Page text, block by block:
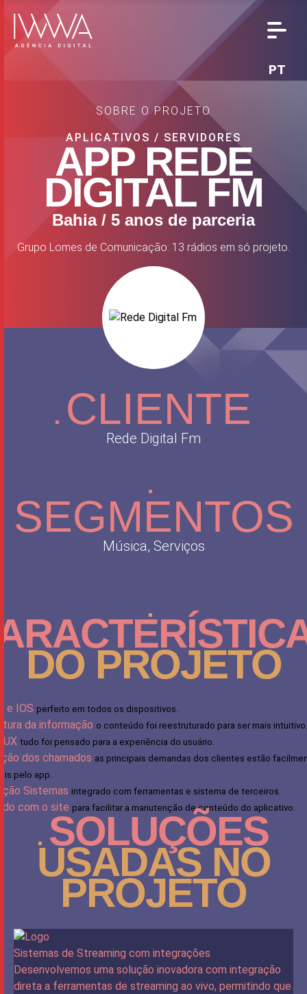
PT
SOBRE O PROJETO
APLICATIVOS / SERVIDORES
APPREDE
DIGITAL FM
Bahia / 5 anos de parceria
Grupo Lomes de Comunicação: 13 rádios em só projeto.
CLIENTE
Rede Digital Fm
SEGMENTOS
Música, Serviços
DO PROJETO
e IOS perfeito em todos os dispositivos.
da informação o conteúdo foi reestruturado para ser mais intuitivo.
UX tudo foi pensado para a experiência do usuário.
dos chamados as principais demandas dos clientes estão
pelo app.
Sistemas integrado com ferramentas e sistema de terceiros.
com o site para facilitar a manutenção de conteúdo do aplicativo.
SOLUÇÕES
USADAS NO
PROJETO
Sistemas de Streaming com integrações
Desenvolvemos uma solução inovadora com integração
direta a ferramentas de streaming ao vivo, permitindo que